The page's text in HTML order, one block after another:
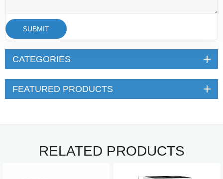
SUBMIT
CATEGORIES
FEATURED PRODUCTS
RELATED PRODUCTS